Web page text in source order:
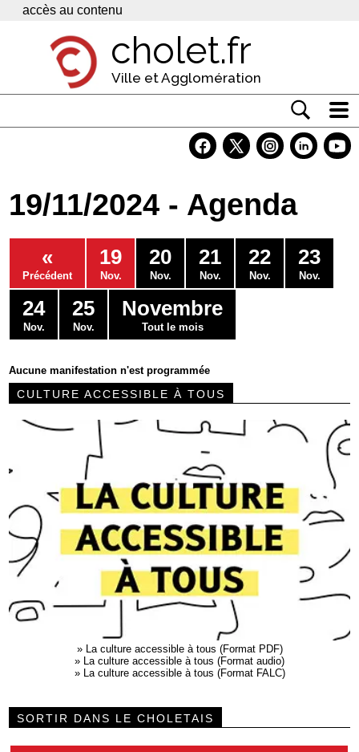
Panneau de gestion des cookies
accès au contenu
cholet.fr
Ville et Agglomération
Economie
Services
Contacts
19/11/2024 - Agenda
«
Précédent
19
Nov.
20
Nov.
21
Nov.
22
Nov.
23
Nov.
24
Nov.
25
Nov.
Novembre
Tout le mois
Aucune manifestation n'est programmée
CULTURE ACCESSIBLE À TOUS
»
La culture accessible à tous (Format PDF)
»
La culture accessible à tous (Format audio)
»
La culture accessible à tous (Format FALC)
SORTIR DANS LE CHOLETAIS